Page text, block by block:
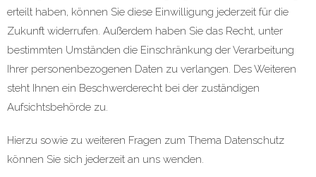
erteilt haben, können Sie diese Einwilligung jederzeit für die
Zukunft widerrufen. Außerdem haben Sie das Recht, unter
bestimmten Umständen die Einschränkung der Verarbeitung
Ihrer personenbezogenen Daten zu verlangen. Des Weiteren
steht Ihnen ein Beschwerderecht bei der zuständigen
Aufsichtsbehörde zu.
Hierzu sowie zu weiteren Fragen zum Thema Datenschutz
können Sie sich jederzeit an uns wenden.